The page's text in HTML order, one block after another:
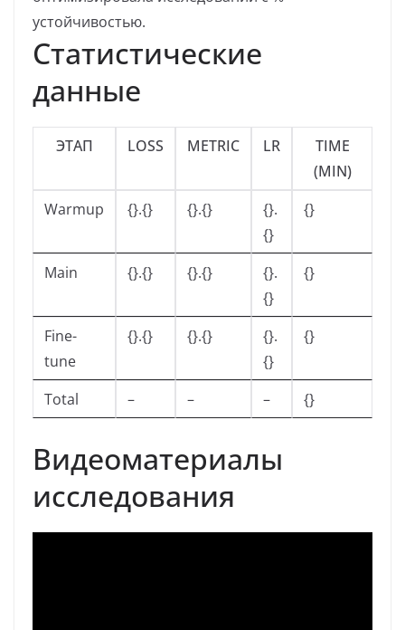
устойчивостью.
Статистические
данные
ЭТАП LOSS METRIC LR
TIME
(MIN)
Warmup
{}.{} {}.{}
{}.
{}
{}
Main {}.{} {}.{}
{}.
{}
{}
Fine-
tune
{}.{} {}.{}
{}.
{}
{}
Total – – – {}
Видеоматериалы
исследования